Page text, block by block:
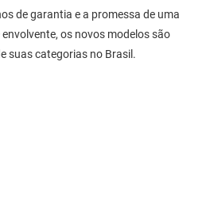
de garantia e a promessa de uma
os novos modelos são
suas categorias no Brasil.